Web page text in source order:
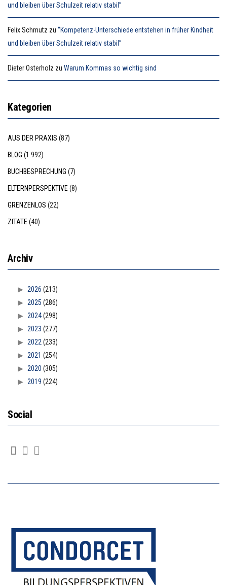
und bleiben über Schulzeit relativ stabil”
Felix Schmutz zu “Kompetenz-Unterschiede entstehen in früher Kindheit
und bleiben über Schulzeit relativ stabil”
Dieter Osterholz zu Warum Kommas so wichtig sind
Kategorien
AUS DER PRAXIS (87)
BLOG (1.992)
BUCHBESPRECHUNG (7)
ELTERNPERSPEKTIVE (8)
GRENZENLOS (22)
ZITATE (40)
Archiv
2026 (213)
2025 (286)
2024(298)
2023 (277)
2022 (233)
2021 (254)
2020 (305)
2019 (224)
Social